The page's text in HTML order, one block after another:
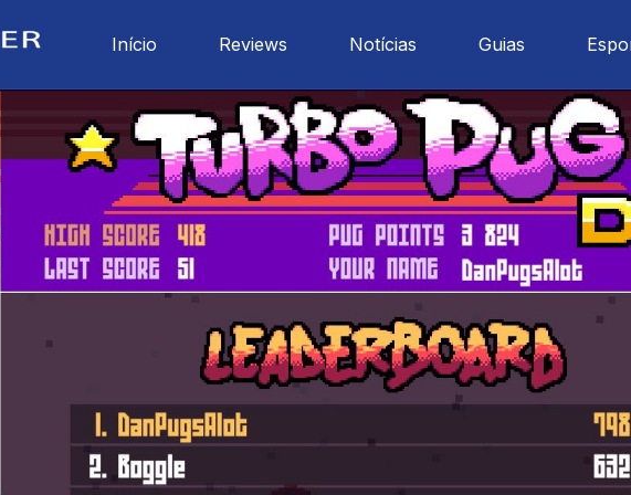
Início Reviews Notícias Guias